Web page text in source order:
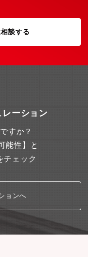
る製品を通じて「現場
としています。商品価
りました。部門は30～
、商品企画、ドキュメ
進めています。販売推
多く、そこでのヒアリ
出しやすいフラットな
歓迎する文化が根付い
れており（週２，３回
のできる環境■性別問わ
視、女性活躍推進等）
活躍いただくため当面
の可能性はございま
スタイム制度、育児時
の適材適所を実現する
も導入をしておりま
御分野のリーディング
域拡大のまさに変革
談する
ーション
すか？
能性】と
チェック
ョンへ